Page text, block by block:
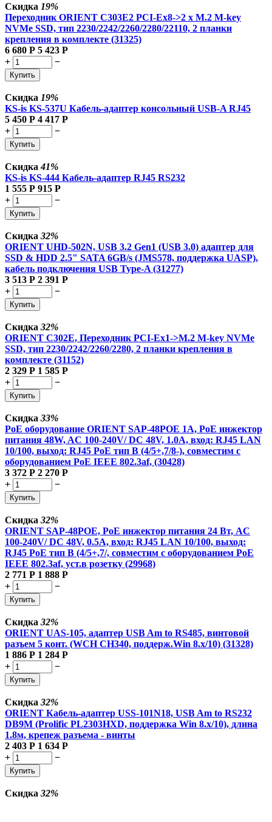
Скидка 19%
Переходник ORIENT C303E2 PCI-Ex8->2 x M.2 M-key
NVMe SSD, тип 2230/2242/2260/2280/22110, 2 планки
крепления в комплекте (31325)
6 680 Р 5 423 Р
+
−
Купить
Скидка 19%
KS-is KS-537U Кабель-адаптер консольный USB-A RJ45
5 450 Р 4 417 Р
+
−
Купить
Скидка41%
KS-is KS-444 Кабель-адаптер RJ45 RS232
1 555 Р 915 Р
+
−
Купить
Скидка 32%
ORIENT UHD-502N, USB 3.2 Gen1 (USB 3.0) адаптер для
SSD & HDD 2.5" SATA 6GB/s (JMS578, поддержка UASP),
кабель подключения USB Type-A (31277)
3 513 Р 2 391 Р
+
−
Купить
Скидка 32%
ORIENT C302E, Переходник PCI-Ex1->M.2 M-key NVMe
SSD, тип 2230/2242/2260/2280, 2 планки крепления в
комплекте (31152)
2 329 Р 1 585 Р
+
−
Купить
Скидка 33%
PoE оборудование ORIENT SAP-48POE 1A, PoE инжектор
питания 48W, AC 100-240V/ DC 48V, 1.0A, вход: RJ45 LAN
10/100, выход: RJ45 PoE тип B (4/5+,7/8-), совместим с
оборудованием PoE IEEE 802.3af, (30428)
3 372 Р 2 270 Р
+
−
Купить
Скидка 32%
ORIENT SAP-48POE, PoE инжектор питания 24 Вт, AC
100-240V/ DC 48V, 0.5A, вход: RJ45 LAN 10/100, выход:
RJ45 PoE тип B (4/5+,7/, совместим с оборудованием PoE
IEEE 802.3af, уст.в розетку (29968)
2 771 Р 1 888 Р
+
−
Купить
Скидка 32%
ORIENT UAS-105, адаптер USB Am to RS485, винтовой
разъем 5 конт. (WCH CH340, поддерж.Win 8.x/10) (31328)
1 886 Р 1 284 Р
+
−
Купить
Скидка 32%
ORIENT Кабель-адаптер USS-101N18, USB Am to RS232
DB9M (Prolific PL2303HXD, поддержка Win 8.x/10), длина
1.8м, крепеж разъема - винты
2 403 Р 1 634 Р
+
−
Купить
Скидка 32%